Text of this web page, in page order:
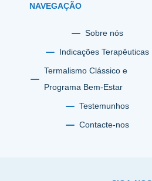
NAVEGAÇÃO
Sobre nós
Indicações Terapêuticas
Termalismo Clássico e
Programa Bem-Estar
Testemunhos
Contacte-nos